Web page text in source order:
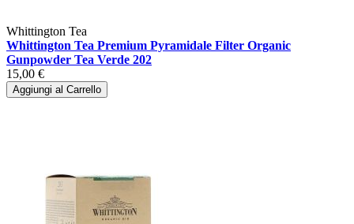
Whittington Tea
Whittington Tea Premium Pyramidale Filter Organic
Gunpowder Tea Verde 202
15,00 €
Aggiungi al Carrello